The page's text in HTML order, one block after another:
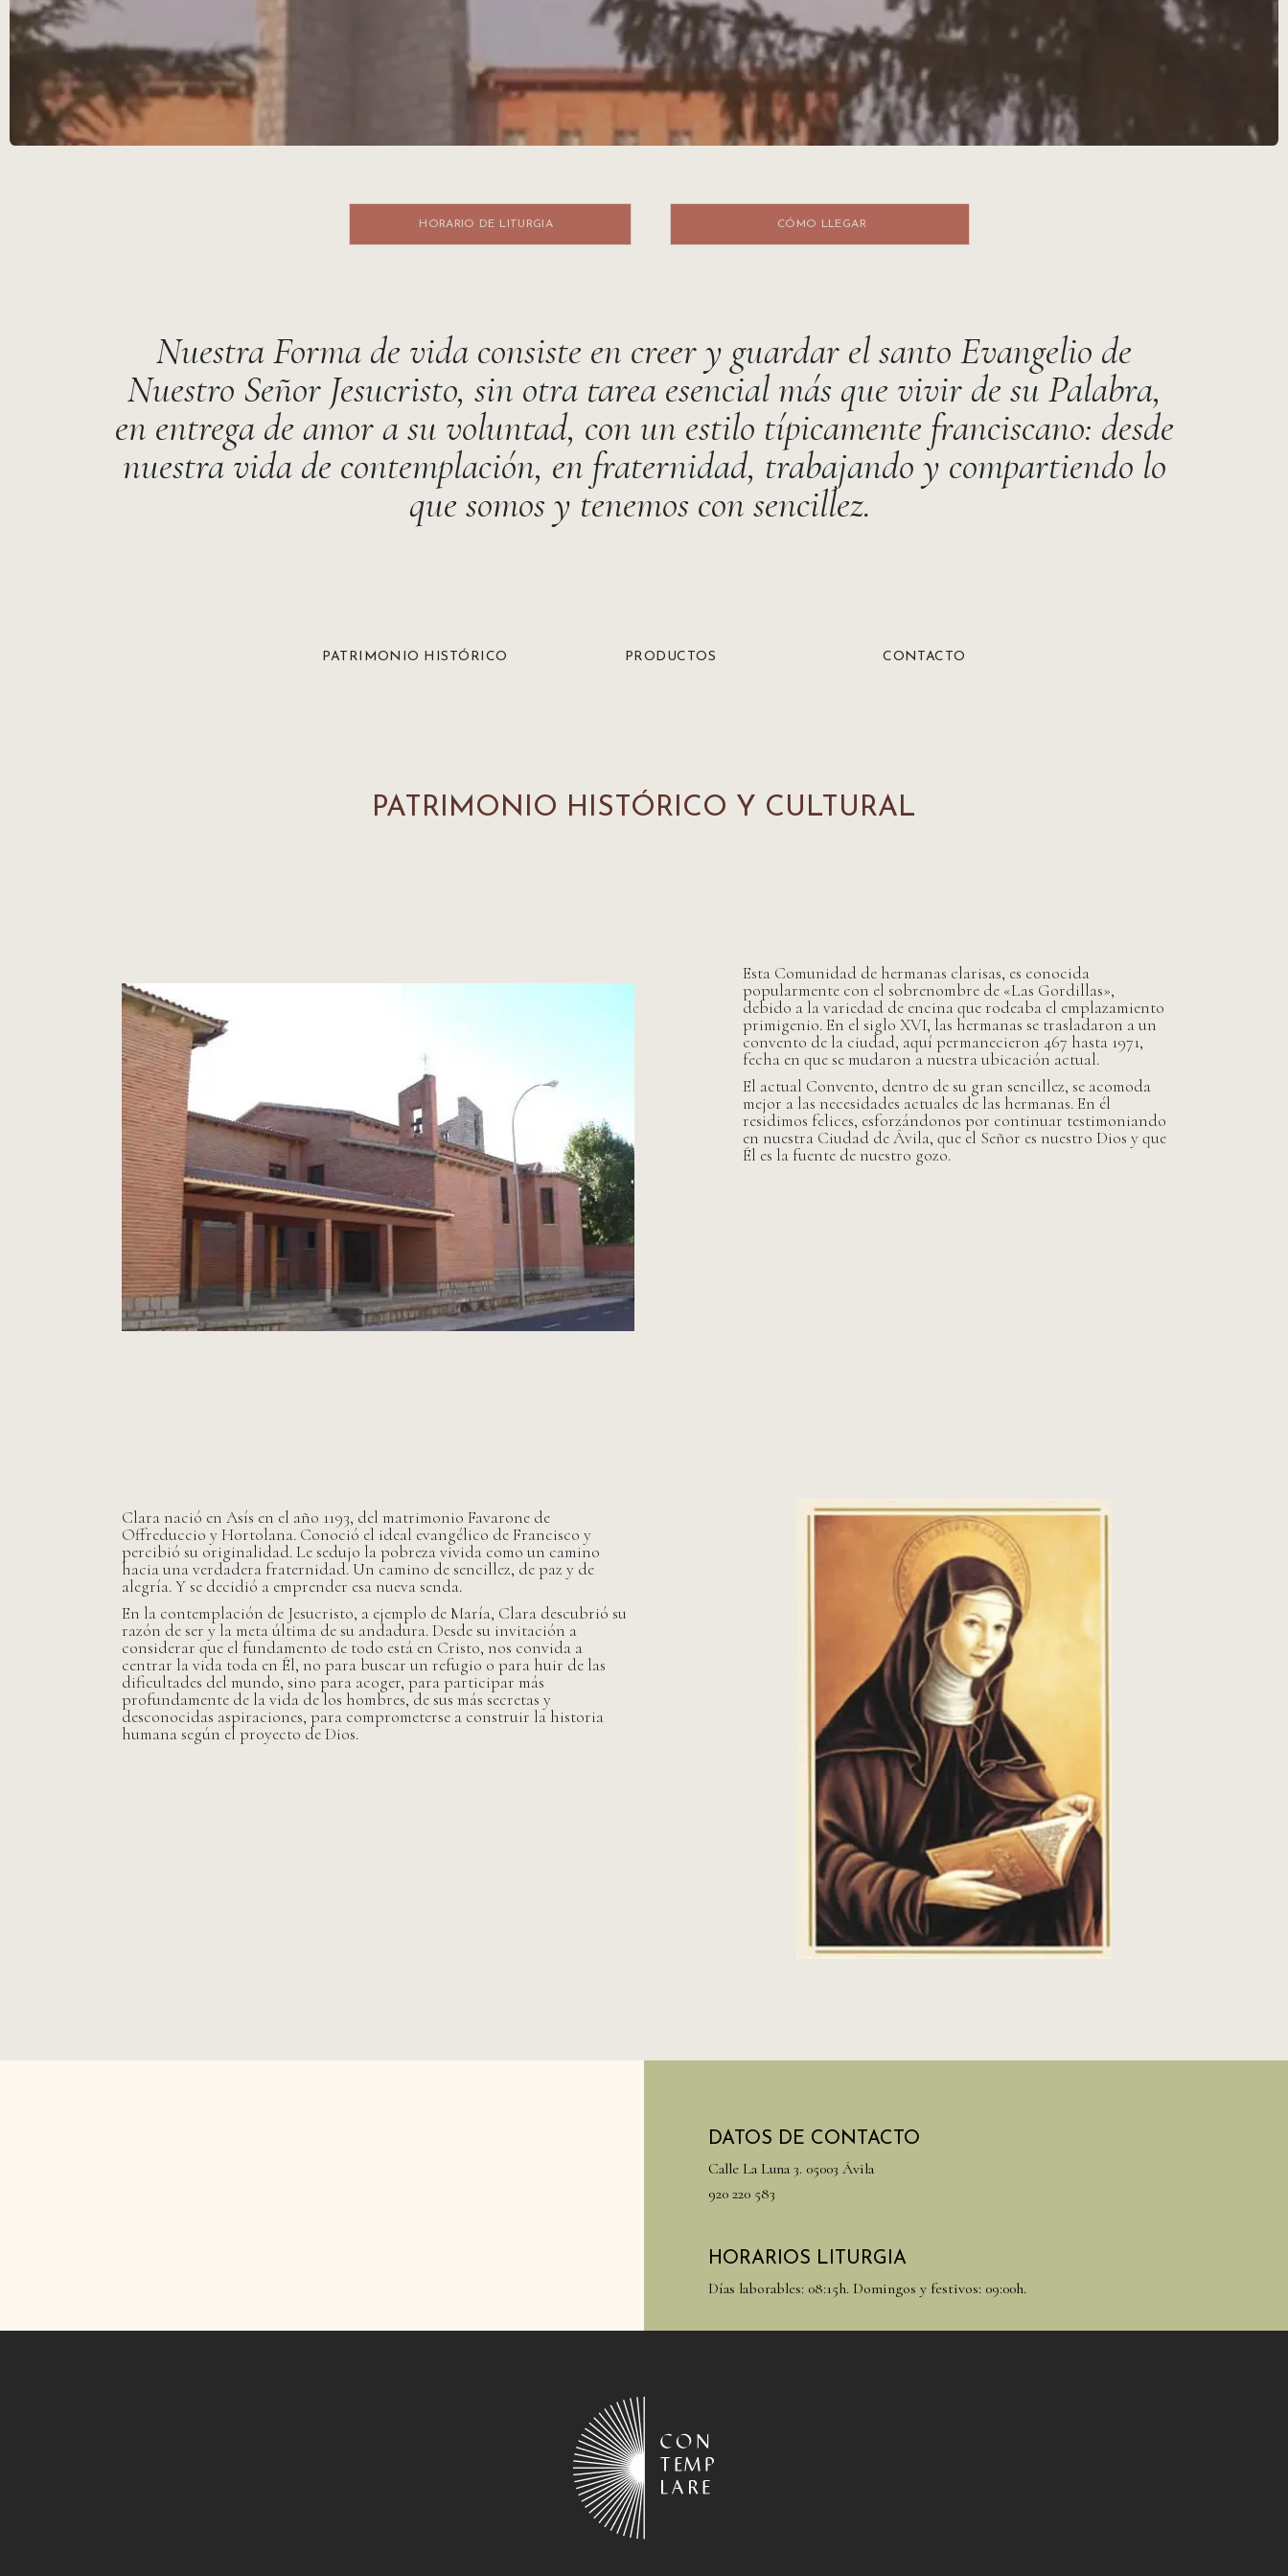
HORARIO DE LITURGIA ​​​​ CÓMO LLEGAR ​​​​
Nuestra Forma de vida consiste en creer y guardar el santo Evangelio de
Nuestro Señor Jesucristo, sin otra tarea esencial más que vivir de su Palabra,
en entrega de amor a su voluntad, con un estilo típicamente franciscano: desde
nuestra vida de contemplación, en fraternidad, trabajando y compartiendo lo
que somos y tenemos con sencillez.
PATRIMONIO HISTÓRICO PRODUCTOS CONTACTO
PATRIMONIO HISTÓRICO Y CULTURAL
Esta Comunidad de hermanas clarisas, es conocida
popularmente con el sobrenombre de «Las Gordillas»,
debido a la variedad de encina que rodeaba el emplazamiento
primigenio. En el siglo XVI, las hermanas se trasladaron a un
convento de la ciudad, aquí permanecieron 467 hasta 1971,
fecha en que se mudaron a nuestra ubicación actual.
El actual Convento, dentro de su gran sencillez, se acomoda
mejor a las necesidades actuales de las hermanas. En él
residimos felices, esforzándonos por continuar testimoniando
en nuestra Ciudad de Ávila, que el Señor es nuestro Dios y que
Él es la fuente de nuestro gozo.
Clara nació en Asís en el año 1193, del matrimonio Favarone de
Offreduccio y Hortolana. Conoció el ideal evangélico de Francisco y
percibió su originalidad. Le sedujo la pobreza vivida como un camino
hacia una verdadera fraternidad. Un camino de sencillez, de paz y de
alegría. Y se decidió a emprender esa nueva senda.
En la contemplación de Jesucristo, a ejemplo de María, Clara descubrió su
razón de ser y la meta última de su andadura. Desde su invitación a
considerar que el fundamento de todo está en Cristo, nos convida a
centrar la vida toda en Él, no para buscar un refugio o para huir de las
dificultades del mundo, sino para acoger, para participar más
profundamente de la vida de los hombres, de sus más secretas y
desconocidas aspiraciones, para comprometerse a construir la historia
humana según el proyecto de Dios.
DATOS DE CONTACTO
Calle La Luna 3. 05003 Ávila
920 220 583
HORARIOS LITURGIA
Días laborables: 08:15h. Domingos y festivos: 09:00h.